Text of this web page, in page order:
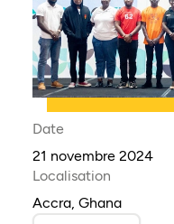
Date
21 novembre 2024
Localisation
Accra, Ghana